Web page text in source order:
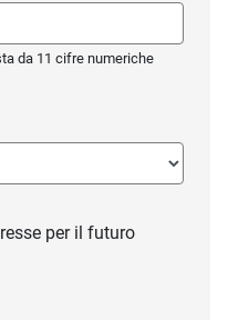
da 11 cifre numeriche
per il futuro